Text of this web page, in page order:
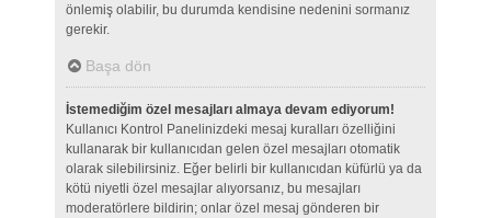
önlemiş olabilir, bu durumda kendisine nedenini sormanız
gerekir.
Başa dön
İstemediğim özel mesajları almaya devam ediyorum!
Kullanıcı Kontrol Panelinizdeki mesaj kuralları özelliğini
kullanarak bir kullanıcıdan gelen özel mesajları otomatik
olarak silebilirsiniz. Eğer belirli bir kullanıcıdan küfürlü ya da
kötü niyetli özel mesajlar alıyorsanız, bu mesajları
moderatörlere bildirin; onlar özel mesaj gönderen bir